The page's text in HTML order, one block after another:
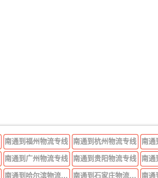
南通到福州物流专线 南通到杭州物流专线 南通
南通到广州物流专线 南通到贵阳物流专线 南通
南通到哈尔滨物流专线 南通到石家庄物流专线 南通